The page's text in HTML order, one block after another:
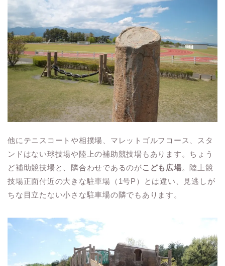
他にテニスコートや相撲場、マレットゴルフコース、スタ
ンドはない球技場や陸上の補助競技場もあります。ちょう
ど補助競技場と、隣合わせであるのがこども広場。陸上競
技場正面付近の大きな駐車場（1号P）とは違い、見逃しが
ちな目立たない小さな駐車場の隣でもあります。